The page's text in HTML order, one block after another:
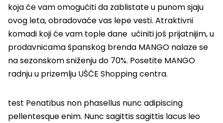
koja će vam omogućiti da zablistate u punom sjaju
ovog leta, obradovaće vas lepe vesti. Atraktivni
komadi koji će vam tople dane učiniti još prijatnijim, u
prodavnicama španskog brenda MANGO nalaze se
na sezonskom sniženju do 70%. Posetite MANGO
radnju u prizemlju UŠĆE Shopping centra.
test Penatibus non phasellus nunc adipiscing
pellentesque enim. Nunc sagittis sagittis lacus leo